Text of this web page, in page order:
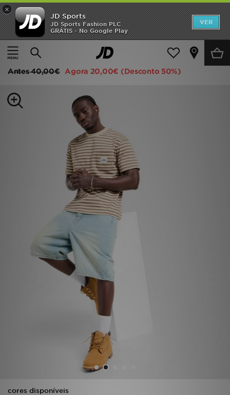
×
JD Sports
JD Sports Fashion PLC
GRÁTIS - No Google Play
VER
Página principal
Homem Roupa de Homem T-Shirts
Unlike Humans Wells Stripe Pocket T-Shirt
Antes40,00€ Agora 20,00€ (Desconto 50%)
cores disponíveis
INÍCIO
Promoções
MULHER
LOCALIZADOR DE LOJAS
ESTADO DO TEU PEDIDO